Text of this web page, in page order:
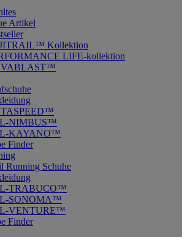
Artikel
Kollektion
LIFE-kollektion
NIMBUS™
KAYANO™
Finder
Running Schuhe
TRABUCO™
SONOMA™
VENTURE™
Finder